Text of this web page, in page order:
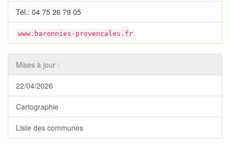
Tél.: 04 75 26 79 05
www.baronnies-provencales.fr
Mises à jour :
22/04/2026
Cartographie
Liste des communes